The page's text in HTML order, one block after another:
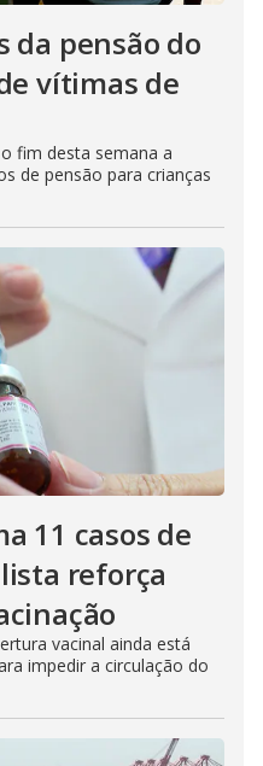
da pensão do
vítimas de
fim desta semana a
de pensão para crianças
11 casos de
reforça
vacinal ainda está
impedir a circulação do